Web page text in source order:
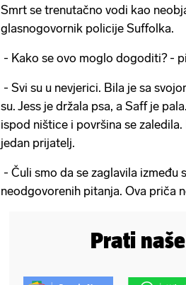
Smrt se trenutačno vodi kao
glasnogovornik policije Suffolka.
- Kako se ovo moglo dogoditi? -
- Svi su u nevjerici. Bila je sa
su. Jess je držala psa, a Saff je
ispod ništice i površina se
jedan prijatelj.
- Čuli smo da se zaglavila između
neodgovorenih pitanja. Ova priča
Prati